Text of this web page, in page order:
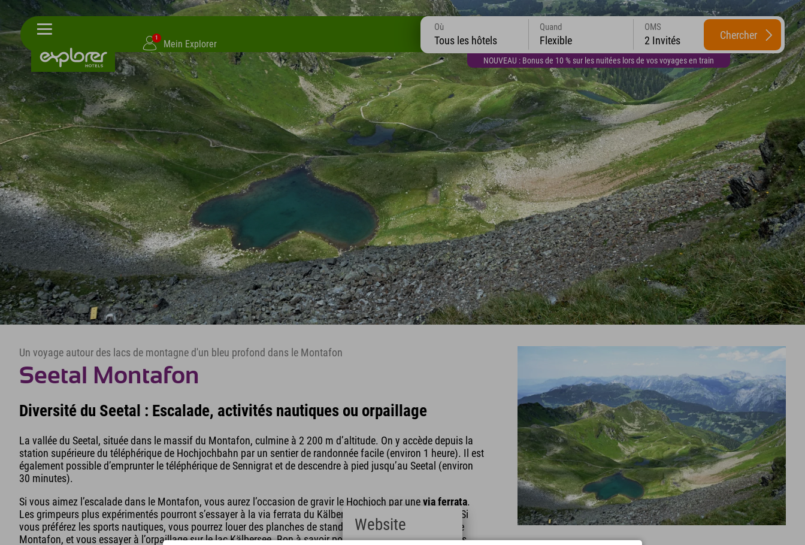
1
Mein Explorer
NOUVEAU : Bonus de 10 % sur les nuitées lors de vos voyages en train
Où
Tous les hôtels
Quand
Flexible
OMS
2 Invités Chercher
Un voyage autour des lacs de montagne d'un bleu profond dans le Montafon
Seetal Montafon
Diversité du Seetal : Escalade, activités nautiques ou orpaillage
La vallée du Seetal, située dans le massif du Montafon, culmine à 2 200 m d’altitude. On y accède depuis la
station supérieure du téléphérique de Hochjochbahn par un sentier de randonnée facile (environ 1 heure). Il est
également possible d’emprunter le téléphérique de Sennigrat et de descendre à pied jusqu’au Seetal (environ
30 minutes).
Si vous aimez l’escalade dans le Montafon, vous aurez l’occasion de gravir le Hochjoch par unevia ferrata.
Les grimpeurs plus expérimentés pourront s’essayer à la via ferrata du Kälbersee, un peu plus exigeante. Si
vous préférez les sports nautiques, vous pourrez louer des planches de stand-up paddle au Seetal, dans le
Montafon, et vous essayer à l’orpaillage sur le lac Kälbersee. Bon à savoir pour les familles avec de jeunes
Website